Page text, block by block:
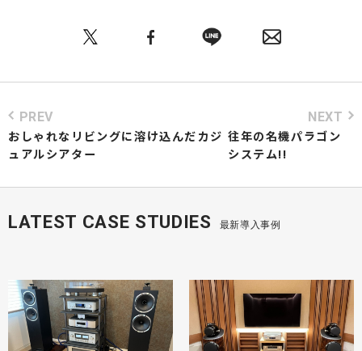
PREV
おしゃれなリビングに溶け込んだカジ
ュアルシアター
NEXT
往年の名機パラゴン
システム!!
LATEST CASE STUDIES 最新導入事例